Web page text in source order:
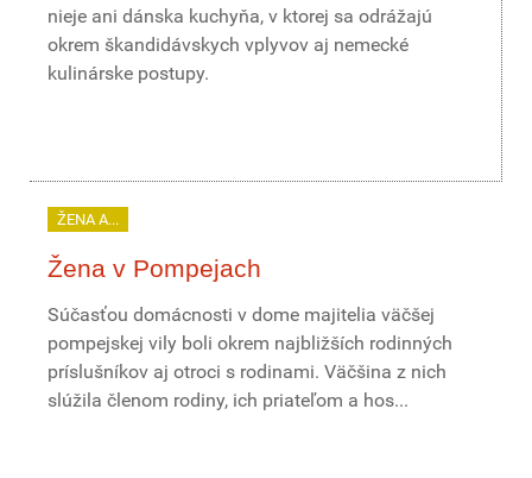
nieje ani dánska kuchyňa, v ktorej sa odrážajú
okrem škandidávskych vplyvov aj nemecké
kulinárske postupy.
ŽENA A...
Žena v Pompejach
Súčasťou domácnosti v dome majitelia väčšej
pompejskej vily boli okrem najbližších rodinných
príslušníkov aj otroci s rodinami. Väčšina z nich
slúžila členom rodiny, ich priateľom a hos...